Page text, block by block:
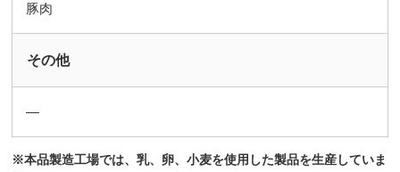
豚肉
その他
―
※本品製造工場では、乳、卵、小麦を使用した製品を生産していま